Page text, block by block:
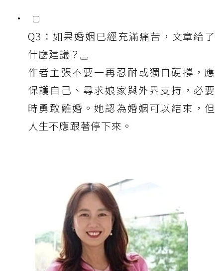
Q3：如果婚姻已經充滿痛苦，文章給了
什麼建議？
作者主張不要一再忍耐或獨自硬撐，應
保護自己、尋求娘家與外界支持，必要
時勇敢離婚。她認為婚姻可以結束，但
人生不應跟著停下來。